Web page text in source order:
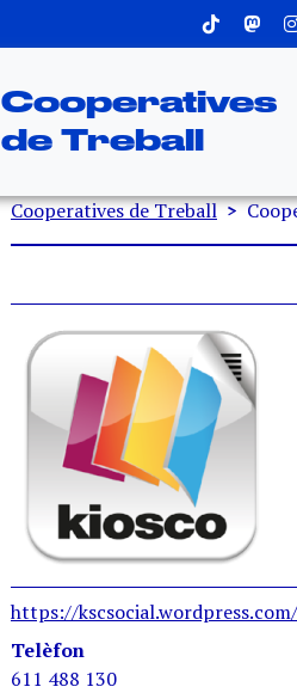
Menu
Cooperatives
de Treball
Fil d'ariadna
Cooperatives de Treball
https://kscsocial.wordpress.com/
Telèfon
611 488 130